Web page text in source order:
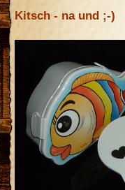
Kitsch - na und ;-)